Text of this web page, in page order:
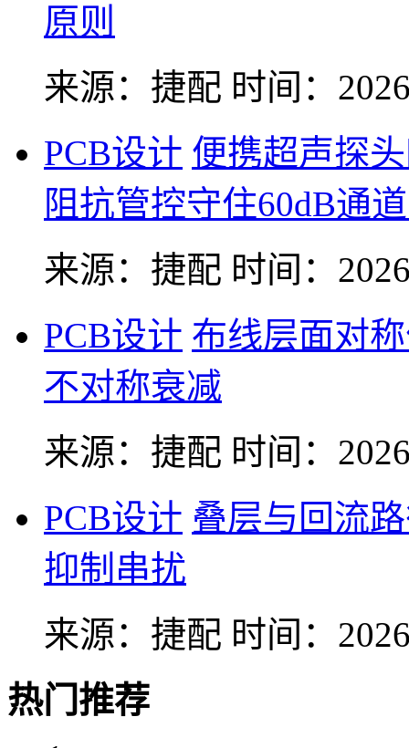
原则
来源：捷配 时间：
PCB设计 便携超声探
阻抗管控守住60dB通
来源：捷配 时间：
PCB设计 布线层面对
不对称衰减
来源：捷配 时间：
PCB设计 叠层与回流
抑制串扰
来源：捷配 时间：
热门推荐